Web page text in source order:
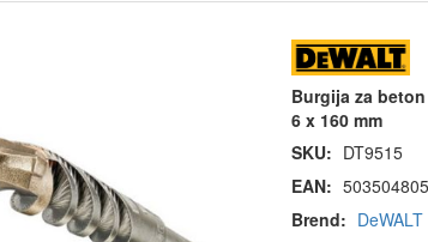
Burgija za beton
6 x 160 mm
SKU: DT9515
EAN:
Brend: DeWALT